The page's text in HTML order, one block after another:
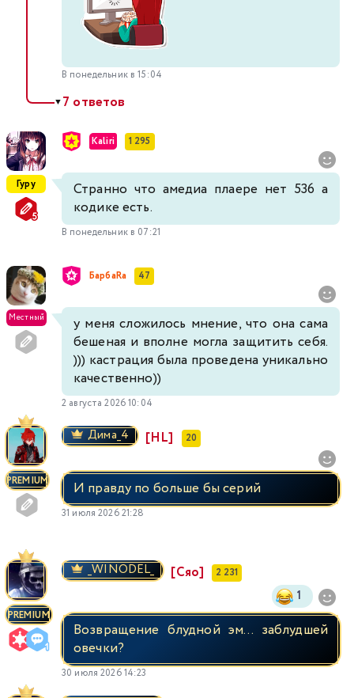
В понедельник в 15:04
▼7 ответов
Гуру
Kaliri 1 295
Странно что амедиа плаере нет 536 а
кодике есть.
В понедельник в 07:21
Местный
БарбаRа 47
у меня сложилось мнение, что она сама
бешеная и вполне могла защитить себя.
))) кастрация была проведена уникально
качественно))
2 августа 2026 10:04
PREMIUM
Димa_4 [HL] 20
И правду по больше бы серий
31 июля 2026 21:28
PREMIUM
_WINODEL_ [Сяо] 2 231
1
Возвращение блудной эм... заблудшей
овечки?
30 июля 2026 14:23